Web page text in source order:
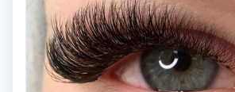
Toning
Torr hårbotten